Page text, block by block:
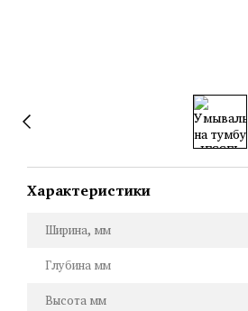
Характеристики
Ширина, мм
Глубина мм
Высота мм